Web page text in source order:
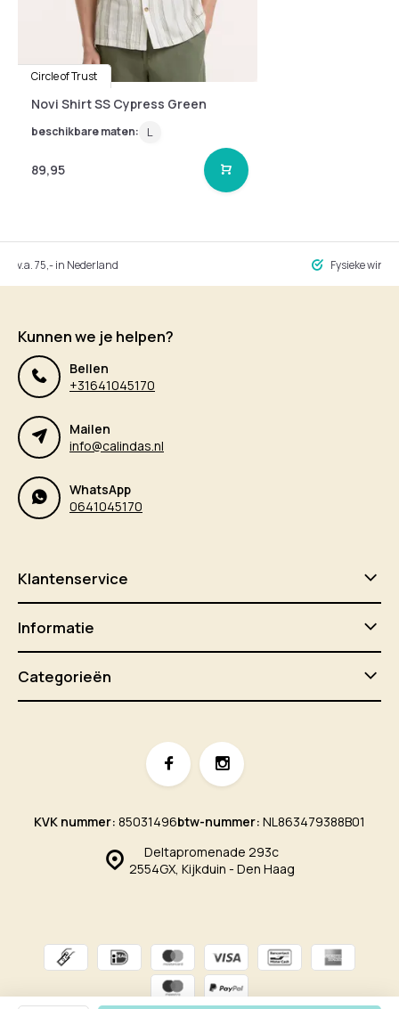
Circle of Trust
Novi Shirt SS Cypress Green
beschikbare maten: L
89,95
v.a. 75,- in Nederland Fysieke
Kunnen we je helpen?
Bellen
+31641045170
Mailen
info@calindas.nl
WhatsApp
0641045170
Klantenservice
Informatie
Categorieën
Deltapromenade 293c
2554GX, Kijkduin - Den Haag
KVK nummer: 85031496btw-nummer: NL863479388B01